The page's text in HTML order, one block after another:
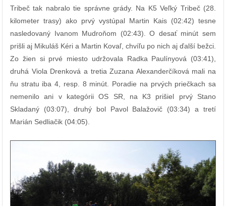
Tribeč tak nabralo tie správne grády. Na K5 Veľký Tribeč (28.
kilometer trasy) ako prvý vystúpal Martin Kais (02:42) tesne
nasledovaný Ivanom Mudroňom (02:43). O desať minút sem
prišli aj Mikuláš Kéri a Martin Kovaľ, chvíľu po nich aj ďalší bežci.
Zo žien si prvé miesto udržovala Radka Paulínyová (03:41),
druhá Viola Drenková a tretia Zuzana Alexanderčíková mali na
ňu stratu iba 4, resp. 8 minút. Poradie na prvých priečkach sa
nemenilo ani v kategórii OS SR, na K3 prišiel prvý Stano
Skladaný (03:07), druhý bol Pavol Balažovič (03:34) a tretí
Marián Sedliačik (04:05).